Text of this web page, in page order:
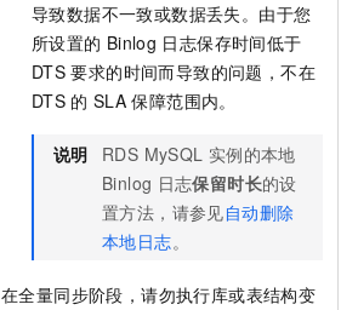
导致数据不一致或数据丢失。由于您
所设置的 Binlog 日志保存时间低于
DTS 要求的时间而导致的问题，不在
DTS 的 SLA 保障范围内。
说明 RDS MySQL 实例的本地
Binlog 日志保留时长的设
置方法，请参见自动删除
本地日志。
在全量同步阶段，请勿执行库或表结构变